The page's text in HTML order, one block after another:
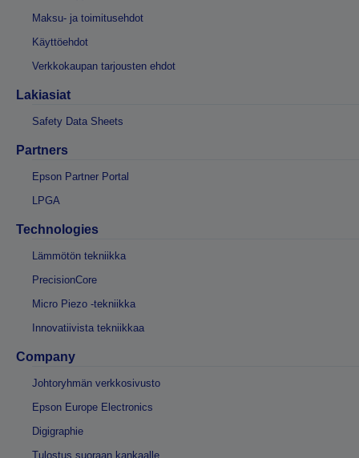
Maksu- ja toimitusehdot
Käyttöehdot
Verkkokaupan tarjousten ehdot
Lakiasiat
Safety Data Sheets
Partners
Epson Partner Portal
LPGA
Technologies
Lämmötön tekniikka
PrecisionCore
Micro Piezo -tekniikka
Innovatiivista tekniikkaa
Company
Johtoryhmän verkkosivusto
Epson Europe Electronics
Digigraphie
Tulostus suoraan kankaalle